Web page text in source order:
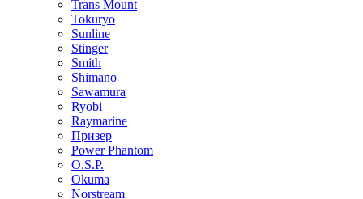
Trans Mount
Tokuryo
Sunline
Stinger
Smith
Shimano
Sawamura
Ryobi
Raymarine
Призер
Power Phantom
O.S.P.
Okuma
Norstream